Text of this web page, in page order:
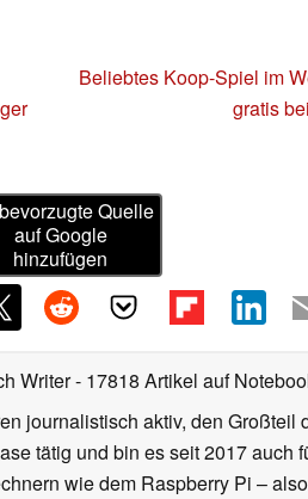
Beliebtes Koop-Spiel im
gratis
Quelle
auf Google
hinzufügen
Writer- 17818 Artikel auf
journalistisch aktiv, den
tätig und bin es seit 2017
wie dem Raspberry Pi –